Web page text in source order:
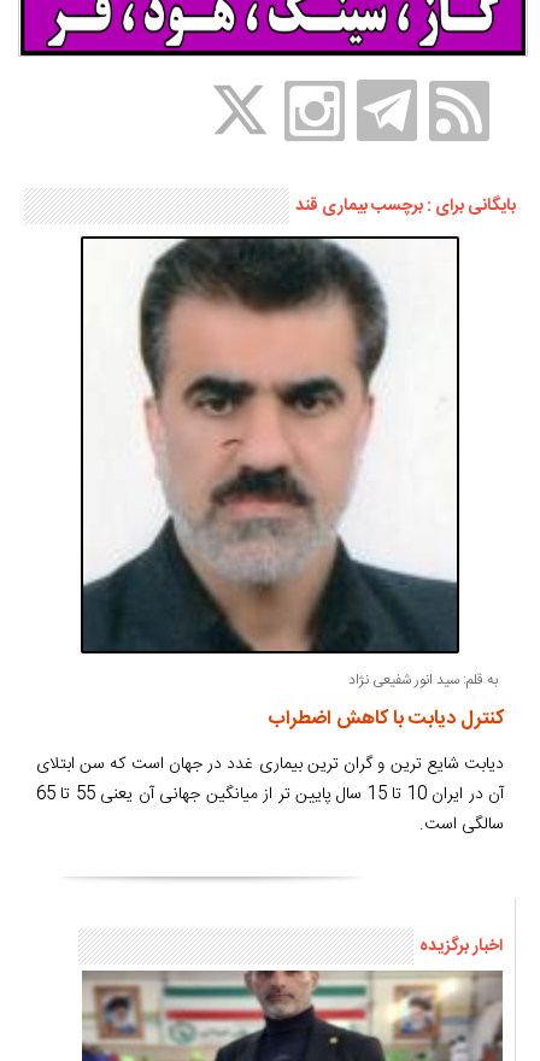
بایگانی برای : برچسب بیماری قند
به قلم: سید انور شفیعی نژاد
کنترل دیابت با کاهش اضطراب
دیابت شایع ترین و گران ترین بیماری غدد در جهان است که سن ابتلای
آن در ایران 10 تا 15 سال پایین تر از میانگین جهانی آن یعنی 55 تا 65
سالگی است.
اخبار برگزیده